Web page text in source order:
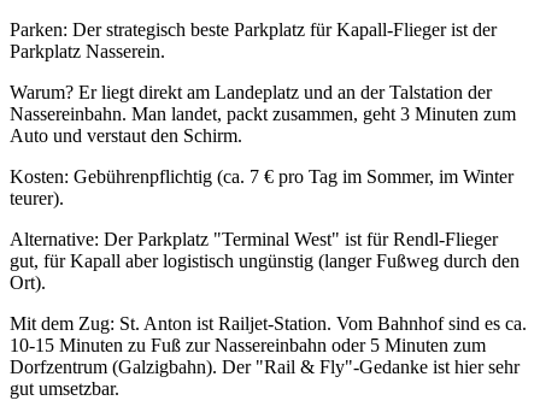
Parken: Der strategisch beste Parkplatz für Kapall-Flieger ist der
Parkplatz Nasserein.
Warum? Er liegt direkt am Landeplatz und an der Talstation der
Nassereinbahn. Man landet, packt zusammen, geht 3 Minuten zum
Auto und verstaut den Schirm.
Kosten: Gebührenpflichtig (ca. 7 € pro Tag im Sommer, im Winter
teurer).
Alternative: Der Parkplatz "Terminal West" ist für Rendl-Flieger
gut, für Kapall aber logistisch ungünstig (langer Fußweg durch den
Ort).
Mit dem Zug: St. Anton ist Railjet-Station. Vom Bahnhof sind es ca.
10-15 Minuten zu Fuß zur Nassereinbahn oder 5 Minuten zum
Dorfzentrum (Galzigbahn). Der "Rail & Fly"-Gedanke ist hier sehr
gut umsetzbar.